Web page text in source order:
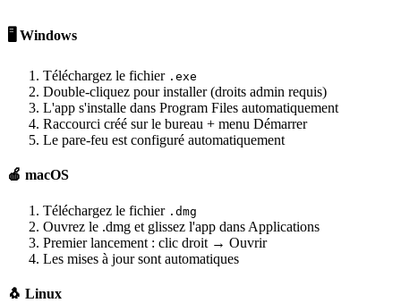
🖥️ Windows
Téléchargez le fichier .exe
Double-cliquez pour installer (droits admin requis)
L'app s'installe dans Program Files automatiquement
Raccourci créé sur le bureau + menu Démarrer
Le pare-feu est configuré automatiquement
🍎 macOS
Téléchargez le fichier .dmg
Ouvrez le .dmg et glissez l'app dans Applications
Premier lancement : clic droit → Ouvrir
Les mises à jour sont automatiques
🐧 Linux